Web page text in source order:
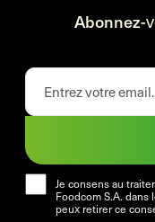
Abonnez-
Je consens au
Foodcom S.A. dans
peux retirer ce